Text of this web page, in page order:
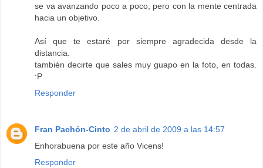
se va avanzando poco a poco, pero con la mente centrada
hacia un objetivo.
Así que te estaré por siempre agradecida desde la
distancia.
también decirte que sales muy guapo en la foto, en todas.
:P
Responder
Fran Pachón-Cinto 2 de abril de 2009 a las 14:57
Enhorabuena por este año Vicens!
Responder